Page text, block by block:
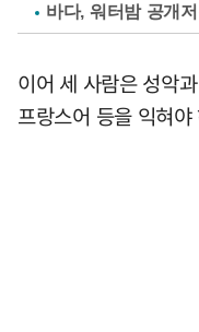
바다, 워터밤 공개
이어 세 사람은 성악
프랑스어 등을 익혀